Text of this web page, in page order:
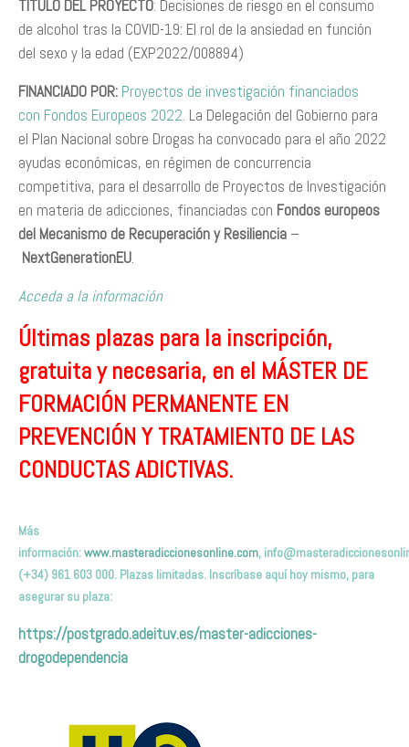
TÍTULO DEL PROYECTO: Decisiones de riesgo en el consumo
de alcohol tras la COVID-19: El rol de la ansiedad en función
del sexo y la edad (EXP2022/008894)
FINANCIADO POR: Proyectos de investigación financiados
con Fondos Europeos 2022. La Delegación del Gobierno para
el Plan Nacional sobre Drogas ha convocado para el año 2022
ayudas económicas, en régimen de concurrencia
competitiva, para el desarrollo de Proyectos de Investigación
en materia de adicciones, financiadas con Fondos europeos
del Mecanismo de Recuperación y Resiliencia –
NextGenerationEU.
Acceda a la información
Últimas plazas para la inscripción,
gratuita y necesaria, en el MÁSTER DE
FORMACIÓN PERMANENTE EN
PREVENCIÓN Y TRATAMIENTO DE LAS
CONDUCTAS ADICTIVAS.
Más
información:www.masteradiccionesonline.com,
(+34) 961 603 000. Plazas limitadas. Inscríbase aquí hoy mismo, para
asegurar su plaza:
https://postgrado.adeituv.es/master-adicciones-
drogodependencia